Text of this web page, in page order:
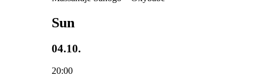
Sun
04.10.
20:00